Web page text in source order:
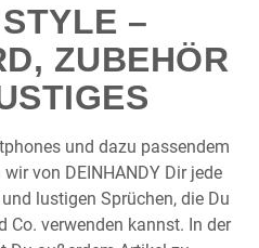
–
ZUBEHÖR
und dazu passendem
von DEINHANDY Dir jede
lustigen Sprüchen, die Du
Co. verwenden kannst. In der